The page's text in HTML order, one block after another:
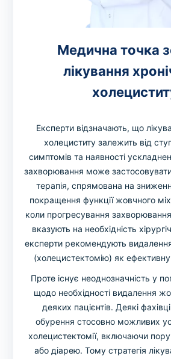
Медична точка
лікування
Експерти відзначають, що
холециститу залежить від
симптомів та наявності
захворювання може
терапія, спрямована на
покращення функції жовчного
коли прогресування
вказують на необхідність
експерти рекомендують
(холецистектомію) як ефективну
Проте існує неоднозначність у
щодо необхідності видалення
деяких пацієнтів. Деякі
обурення стосовно можливих
холецистектомії, включаючи
або діарею. Тому стратегія